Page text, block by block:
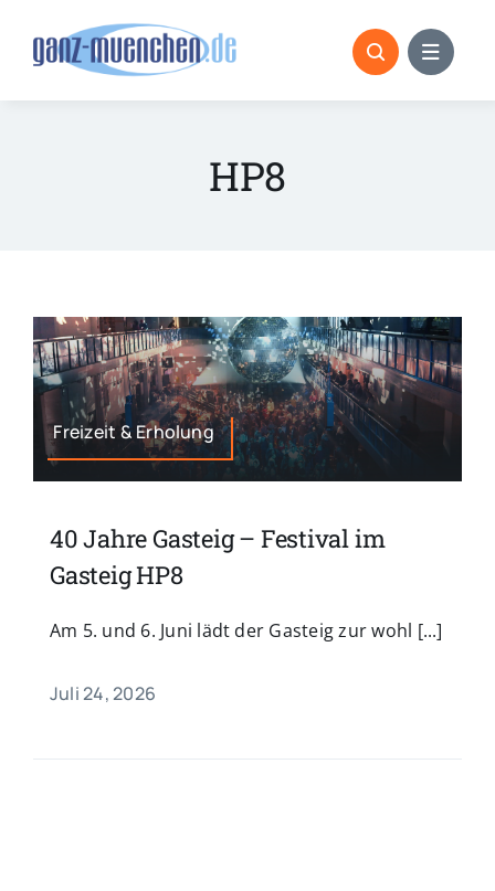
HP8
Freizeit & Erholung
40 Jahre Gasteig – Festival im
Gasteig HP8
Am 5. und 6. Juni lädt der Gasteig zur wohl [...]
Juli 24, 2026